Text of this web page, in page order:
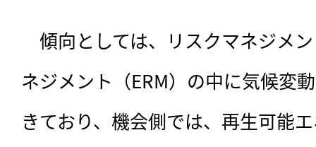
傾向としては、リスクマネジメ
ネジメント（ERM）の中に気候変
きており、機会側では、再生可能